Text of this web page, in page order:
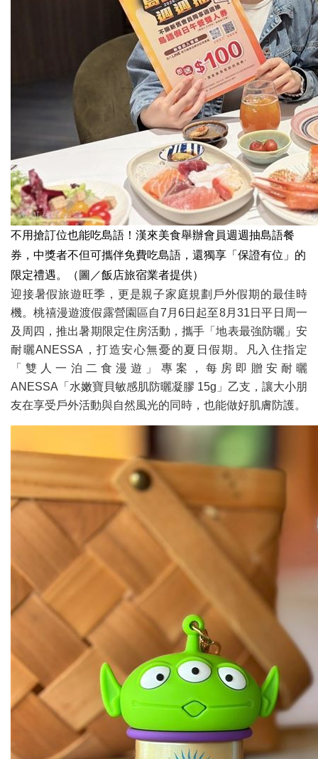
不用搶訂位也能吃島語！漢來美食舉辦會員週週抽島語餐
券，中獎者不但可攜伴免費吃島語，還獨享「保證有位」的
限定禮遇。（圖／飯店旅宿業者提供）
迎接暑假旅遊旺季，更是親子家庭規劃戶外假期的最佳時
機。桃禧漫遊渡假露營園區自7月6日起至8月31日平日周一
及周四，推出暑期限定住房活動，攜手「地表最強防曬」安
耐曬ANESSA，打造安心無憂的夏日假期。凡入住指定
「雙人一泊二食漫遊」專案，每房即贈安耐曬
ANESSA「水嫩寶貝敏感肌防曬凝膠 15g」乙支，讓大小朋
友在享受戶外活動與自然風光的同時，也能做好肌膚防護。